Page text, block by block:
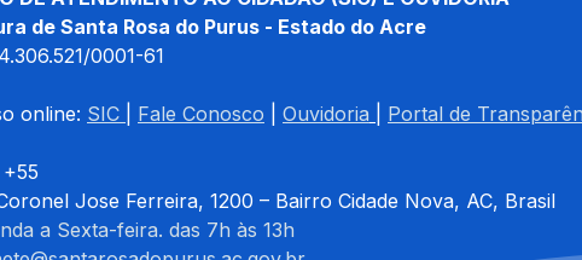
de Santa Rosa do Purus - Estado do Acre
0001-61
online: SIC Fale Conosco Ouvidoria Portal de
+55
Jose Ferreira, 1200 – Bairro Cidade Nova, AC, Brasil
a Sexta-feira. das 7h às 13h